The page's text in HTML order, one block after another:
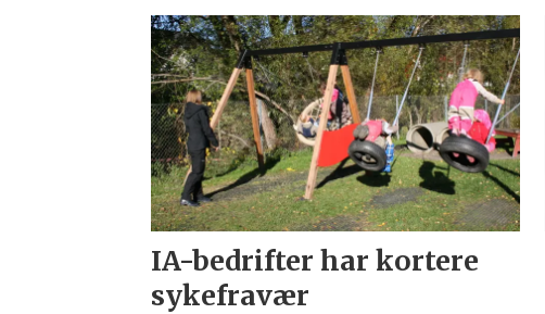
IA-bedrifter har kortere
sykefravær